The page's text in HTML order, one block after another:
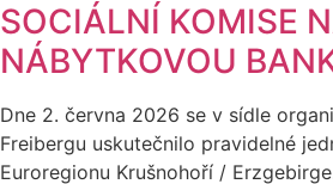
SOCIÁLNÍ KOMISE
NÁBYTKOVOU
Dne 2. června 2026 se v sídle
Freibergu uskutečnilo pravidelné
Euroregionu Krušnohoří /